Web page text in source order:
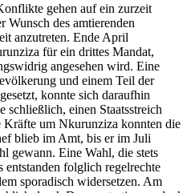
gehen auf ein zurzeit
Wunsch des amtierenden
anzutreten. Ende April
für ein drittes Mandat,
angesehen wird. Eine
und einem Teil der
konnte sich daraufhin
schließlich, einen Staatsstreich
um Nkurunziza konnten die
blieb im Amt, bis er im Juli
gewann. Eine Wahl, die stets
folglich regelrechte
sporadisch widersetzen. Am